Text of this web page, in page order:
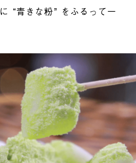
“青きな粉” をふるって一